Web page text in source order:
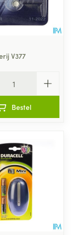
V377
Bestel